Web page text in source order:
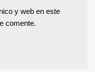
y web en este
comente.